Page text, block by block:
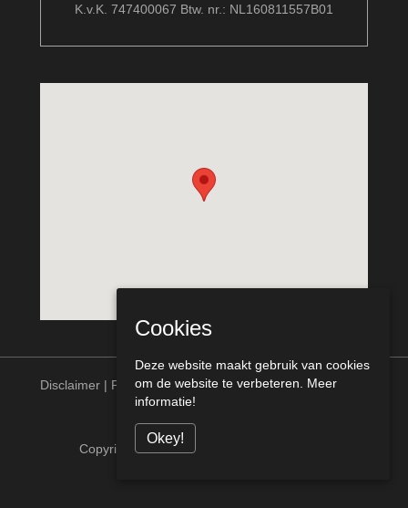
K.v.K. 747400067 Btw. nr.: NL160811557B01
Disclaimer | Privacy statement
Copyright © Meurs Bouw Venlo alle rechten
Cookies
Deze website maakt gebruik van cookies
om de website te verbeteren. Meer
informatie!
Okey!